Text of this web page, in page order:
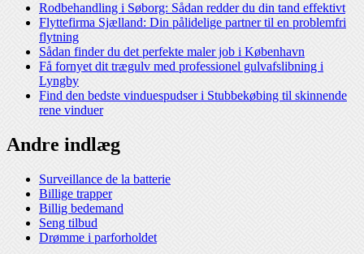
Rodbehandling i Søborg: Sådan redder du din tand effektivt
Flyttefirma Sjælland: Din pålidelige partner til en problemfri
flytning
Sådan finder du det perfekte maler job i København
Få fornyet dit trægulv med professionel gulvafslibning i
Lyngby
Find den bedste vinduespudser i Stubbekøbing til skinnende
rene vinduer
Andre indlæg
Surveillance de la batterie
Billige trapper
Billig bedemand
Seng tilbud
Drømme i parforholdet